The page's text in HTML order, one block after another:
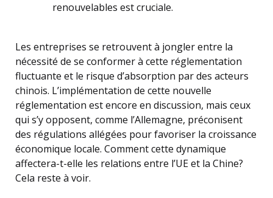
renouvelables est cruciale.
Les entreprises se retrouvent à jongler entre la
nécessité de se conformer à cette réglementation
fluctuante et le risque d’absorption par des acteurs
chinois. L’implémentation de cette nouvelle
réglementation est encore en discussion, mais ceux
qui s’y opposent, comme l’Allemagne, préconisent
des régulations allégées pour favoriser la croissance
économique locale. Comment cette dynamique
affectera-t-elle les relations entre l’UE et la Chine?
Cela reste à voir.